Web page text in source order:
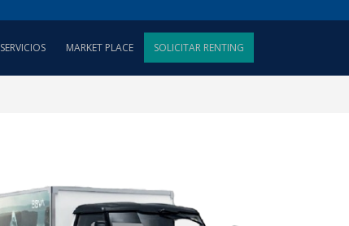
SERVICIOS MARKET PLACE SOLICITAR RENTING